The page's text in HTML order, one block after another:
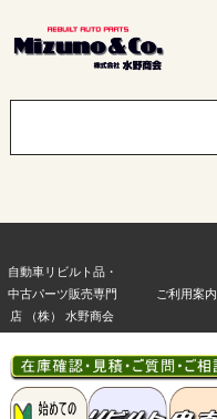
自動車リビルト品・
中古パーツ販売専門
店 （株） 水野商会
ご利用案内